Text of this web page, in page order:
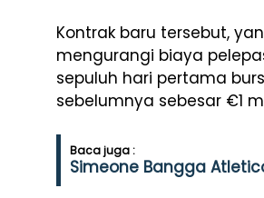
Kontrak baru tersebut,
mengurangi biaya
sepuluh hari pertama
sebelumnya sebesar €1
Baca juga :
Simeone Bangga